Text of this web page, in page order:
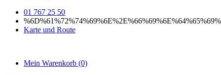
01 767 25 50
Karte und Route
Mein Warenkorb (0)